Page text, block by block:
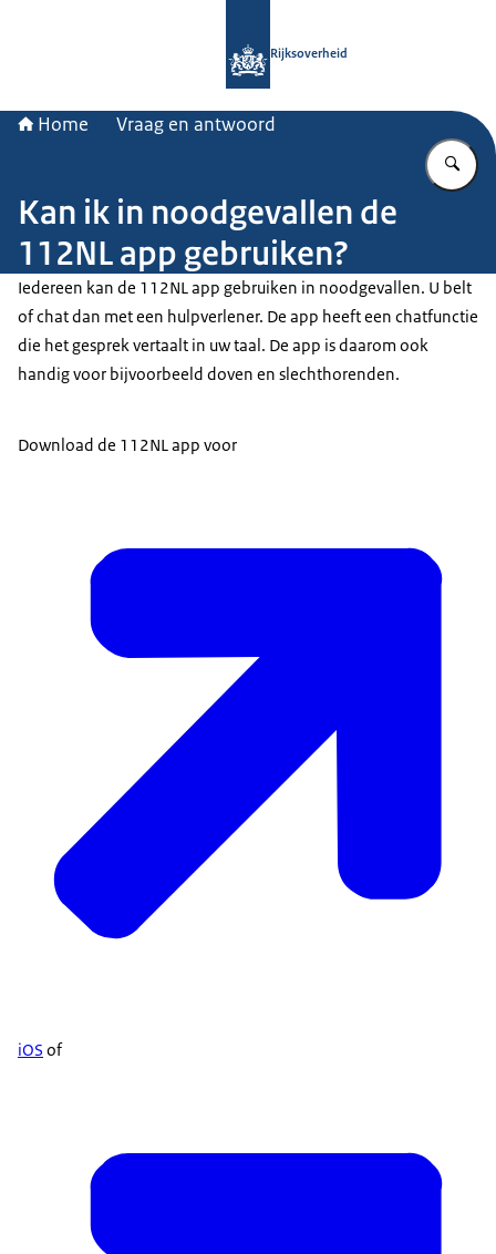
Rijksoverheid
Home Vraag en antwoord
Kan ik in noodgevallen de
112NL app gebruiken?
Iedereen kan de 112NL app gebruiken in noodgevallen. U belt
of chat dan met een hulpverlener. De app heeft een chatfunctie
die het gesprek vertaalt in uw taal. De app is daarom ook
handig voor bijvoorbeeld doven en slechthorenden.
Download de 112NL app voor
iOS of